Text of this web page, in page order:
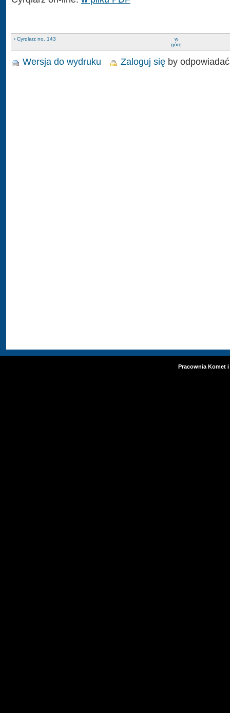
‹ Cyrqlarz no. 143
w
górę
Wersja do wydruku Zaloguj się by odpowiadać
Pracownia Komet